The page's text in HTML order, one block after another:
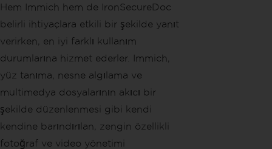
}
}
Hem Immich hem de IronSecureDoc
belirli ihtiyaçlara etkili bir şekilde yanıt
verirken, en iyi farklı kullanım
durumlarına hizmet ederler. Immich,
yüz tanıma, nesne algılama ve
multimedya dosyalarının akıcı bir
şekilde düzenlenmesi gibi kendi
kendine barındırılan, zengin özellikli
fotoğraf ve video yönetimi